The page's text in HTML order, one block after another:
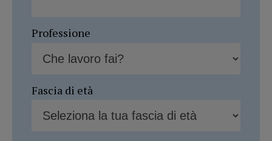
Professione
Fascia di età